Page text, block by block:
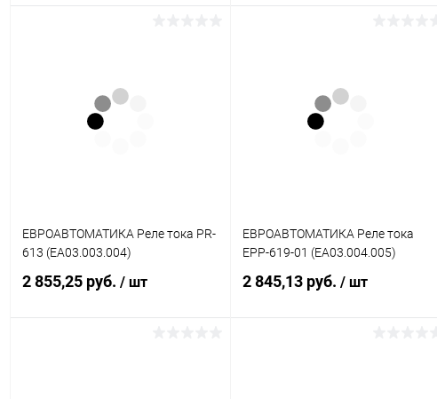
Купить в 1 клик
В избранное
Купить в 1 клик
В избранное
ЕВРОАВТОМАТИКА Реле тока PR-
613 (EA03.003.004)
2 855,25 руб. / шт
ЕВРОАВТОМАТИКА Реле тока
EPP-619-01 (EA03.004.005)
2 845,13 руб. / шт